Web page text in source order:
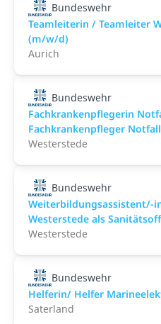
Bundeswehr
Teamleiterin / Teamleiter
(m/w/d)
Aurich
Bundeswehr
Fachkrankenpflegerin
Fachkrankenpfleger
Westerstede
Bundeswehr
Weiterbildungsassistent/-
Westerstede als
Westerstede
Bundeswehr
Helferin/ Helfer
Saterland